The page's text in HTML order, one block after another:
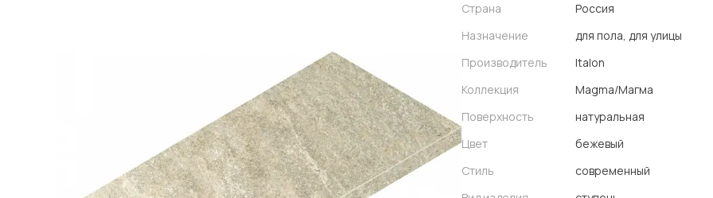
Страна
Россия
Назначение
для пола, для улицы
Производитель
Italon
Коллекция
Magma/Магма
Поверхность
натуральная
Цвет
бежевый
Стиль
современный